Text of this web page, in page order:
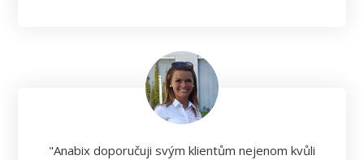
"Anabix doporučuji svým klientům nejenom kvůli